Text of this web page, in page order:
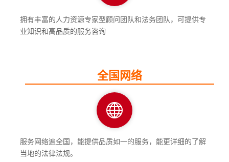
拥有丰富的人力资源专家型顾问团队和法务团队，可提供专
业知识和高品质的服务咨询
全国网络
服务网络遍全国，能提供品质如一的服务，能更详细的了解
当地的法律法规。